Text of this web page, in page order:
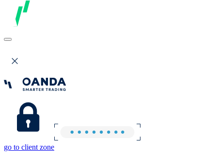
go to client zone